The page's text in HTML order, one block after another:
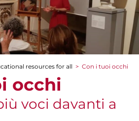
resources for all > Con i tuoi occhi
occhi
voci davanti a